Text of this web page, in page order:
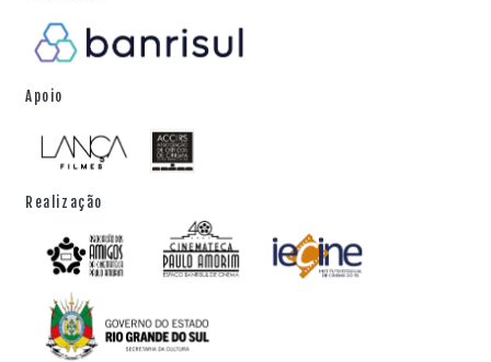
Apoio
Realização